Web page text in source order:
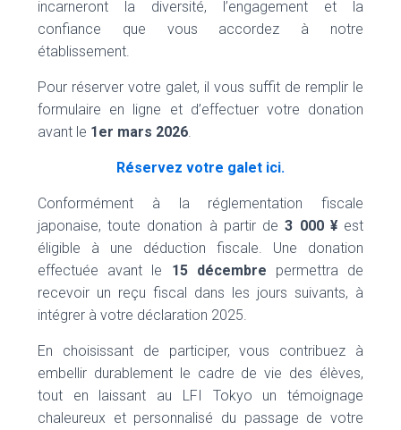
incarneront la diversité, l’engagement et la
confiance que vous accordez à notre
établissement.
Pour réserver votre galet, il vous suffit de remplir le
formulaire en ligne et d’effectuer votre donation
avant le 1er mars 2026
Réservez votre galet ici.
Conformément à la réglementation fiscale
japonaise, toute donation à partir de3 000 ¥est
éligible à une déduction fiscale. Une donation
effectuée avant le 15 décembre permettra de
recevoir un reçu fiscal dans les jours suivants, à
intégrer à votre déclaration 2025.
En choisissant de participer, vous contribuez à
embellir durablement le cadre de vie des élèves,
tout en laissant au LFI Tokyo un témoignage
chaleureux et personnalisé du passage de votre